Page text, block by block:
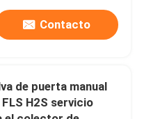
de fango
Contacto
de puerta manual
H2S servicio